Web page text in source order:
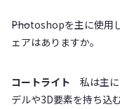
――Photoshopを主に使
ェアはありますか。
コートライト 私は主
デルや3D要素を持ち込